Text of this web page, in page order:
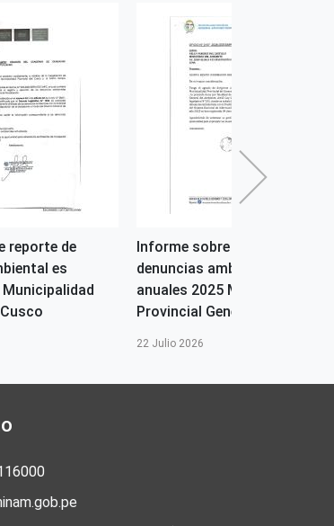
reporte de
es
Informe sobre reporte de
denuncias ambiental es
anuales 2025 Municipalidad
Provincial General Sanhez...
22 Julio 2026